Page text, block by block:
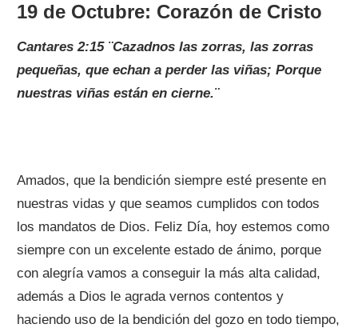
19 de Octubre: Corazón de Cristo
Cantares 2:15 ¨Cazadnos las zorras, las zorras
pequeñas, que echan a perder las viñas; Porque
nuestras viñas están en cierne.¨
Amados, que la bendición siempre esté presente en
nuestras vidas y que seamos cumplidos con todos
los mandatos de Dios. Feliz Día, hoy estemos como
siempre con un excelente estado de ánimo, porque
con alegría vamos a conseguir la más alta calidad,
además a Dios le agrada vernos contentos y
haciendo uso de la bendición del gozo en todo tiempo,